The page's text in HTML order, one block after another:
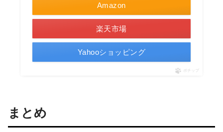
Amazon
楽天市場
Yahooショッピング
ポチップ
まとめ